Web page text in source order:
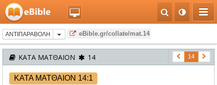
ΑΝΤΙΠΑΡΑΒΟΛΗ eBible.gr/collate/mat.14
ΚΑΤΑ ΜΑΤΘΑΙΟΝ 14 14
ΚΑΤΑ ΜΑΤΘΑΙΟΝ 14:1